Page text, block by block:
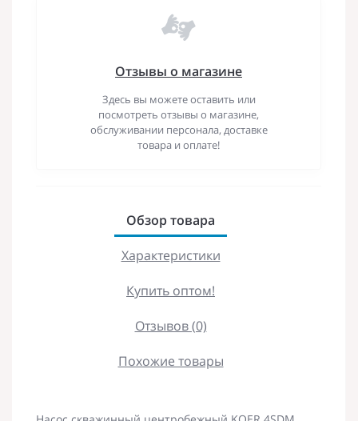
Отзывы о магазине
Здесь вы можете оставить или
посмотреть отзывы о магазине,
обслуживании персонала, доставке
товара и оплате!
Обзор товара
Характеристики
Купить оптом!
Отзывов (0)
Похожие товары